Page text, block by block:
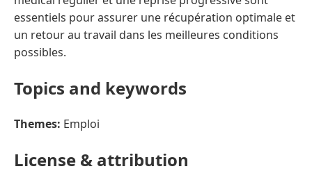
essentiels pour assurer une récupération optimale et
un retour au travail dans les meilleures conditions
possibles.
Topics and keywords
Themes: Emploi
License & attribution